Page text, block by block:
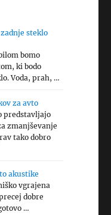
steklo
bomo
ki bodo
Voda, prah, …
za avto
predstavljajo
zmanjševanje
tako dobro
akustike
vgrajena
dobre
…